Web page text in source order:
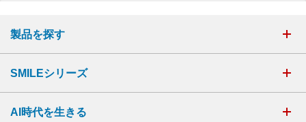
製品を探す
SMILEシリーズ
AI時代を生きる